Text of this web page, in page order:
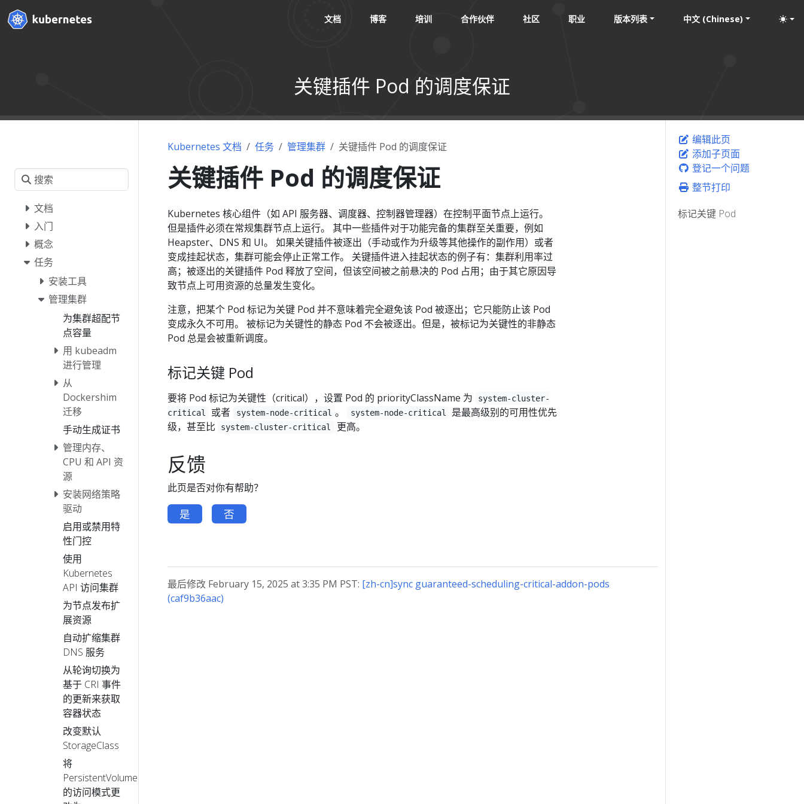
文档 博客 培训 合作伙伴 社区 职业 版本列表 中文 (Chinese)
关键插件 Pod 的调度保证
文档
入门
概念
任务
安装工具
管理集群
为集群超配节
点容量
用 kubeadm
进行管理
从
Dockershim
迁移
手动生成证书
管理内存、
CPU 和 API 资
源
安装网络策略
驱动
启用或禁用特
性门控
使用
Kubernetes
API 访问集群
为节点发布扩
展资源
自动扩缩集群
DNS 服务
从轮询切换为
基于 CRI 事件
的更新来获取
容器状态
改变默认
StorageClass
将
PersistentVolume
的访问模式更
编辑此页
添加子页面
登记一个问题
整节打印
标记关键 Pod
Kubernetes 文档 任务 管理集群 关键插件 Pod 的调度保证
关键插件 Pod 的调度保证
Kubernetes 核心组件（如 API 服务器、调度器、控制器管理器）在控制平面节点上运行。
但是插件必须在常规集群节点上运行。 其中一些插件对于功能完备的集群至关重要，例如
Heapster、DNS 和 UI。 如果关键插件被逐出（手动或作为升级等其他操作的副作用）或者
变成挂起状态，集群可能会停止正常工作。 关键插件进入挂起状态的例子有：集群利用率过
高；被逐出的关键插件 Pod 释放了空间，但该空间被之前悬决的 Pod 占用；由于其它原因导
致节点上可用资源的总量发生变化。
注意，把某个 Pod 标记为关键 Pod 并不意味着完全避免该 Pod 被逐出；它只能防止该 Pod
变成永久不可用。 被标记为关键性的静态 Pod 不会被逐出。但是，被标记为关键性的非静态
Pod 总是会被重新调度。
标记关键 Pod
要将 Pod 标记为关键性（critical），设置 Pod 的 priorityClassName 为
system-cluster-
critical
或者 system-node-critical 。 system-node-critical
是最高级别的可用性优先
级，甚至比
system-cluster-critical 更高。
反馈
此页是否对你有帮助？
是 否
最后修改 February 15, 2025 at 3:35 PM PST: [zh-cn]sync guaranteed-scheduling-critical-addon-pods
(caf9b36aac)